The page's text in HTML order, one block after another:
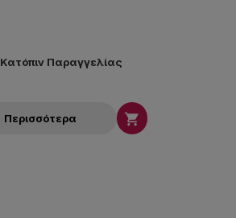
Κατόπιν Παραγγελίας
Περισσότερα 